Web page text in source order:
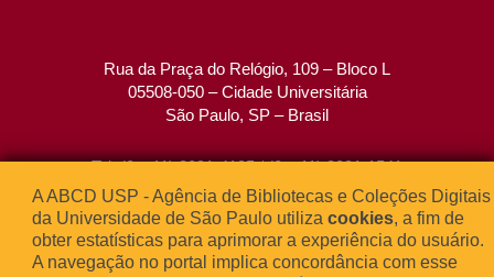
Rua da Praça do Relógio, 109 – Bloco L
05508-050 – Cidade Universitária
São Paulo, SP – Brasil
Tel: (0xx11) 3091-4195 / (0xx11) 3091-1541
Fax: (0xx11) 3091-1567
E-mail:atendimento@abcd.usp.br
A ABCD USP - Agência de Bibliotecas e Coleções Digitais
da Universidade de São Paulo utiliza cookies, a fim de
obter estatísticas para aprimorar a experiência do usuário.
A navegação no portal implica concordância com esse